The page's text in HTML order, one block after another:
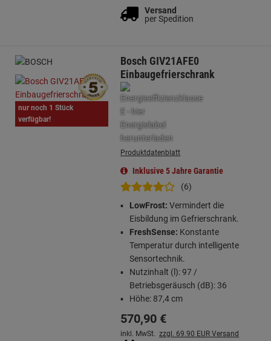
Versand
per Spedition
nur noch 1 Stück
verfügbar!
Bosch GIV21AFE0
Einbaugefrierschrank
Produktdatenblatt
Inklusive 5 Jahre Garantie
(6)
LowFrost: Vermindert die
Eisbildung im Gefrierschrank.
FreshSense: Konstante
Temperatur durch intelligente
Sensortechnik.
Nutzinhalt (l): 97 /
Betriebsgeräusch (dB): 36
Höhe: 87,4 cm
570,90 €
inkl. MwSt. zzgl. 69.90 EUR Versand